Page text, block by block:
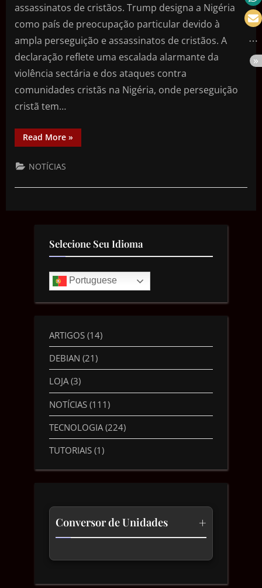
assassinatos de cristãos. Trump designa a Nigéria
como país de preocupação particular devido à
ampla perseguição e assassinatos de cristãos. A
declaração reflete uma escalada alarmante da
violência sectária e dos ataques contra
comunidades cristãs na Nigéria, onde perseguição
cristã tem…
Read More »
NOTÍCIAS
Selecione Seu Idioma
Portuguese
ARTIGOS (14)
DEBIAN (21)
LOJA(3)
NOTÍCIAS (111)
TECNOLOGIA (224)
TUTORIAIS (1)
Conversor de Unidades +